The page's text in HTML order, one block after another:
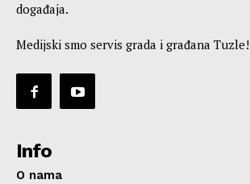
događaja.
Medijski smo servis grada i građana Tuzle!
Info
O nama